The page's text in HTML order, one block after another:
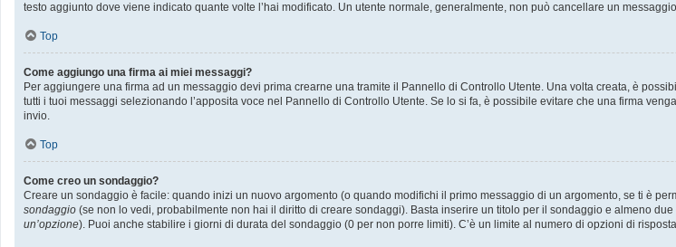
testo aggiunto dove viene indicato quante volte l’hai modificato. Un utente normale, generalmente, non può cancellare un
Top
Come aggiungo una firma ai miei messaggi?
Per aggiungere una firma ad un messaggio devi prima crearne una tramite il Pannello di Controllo Utente. Una volta creata, è
tutti i tuoi messaggi selezionando l’apposita voce nel Pannello di Controllo Utente. Se lo si fa, è possibile evitare che una firma
invio.
Top
Come creo un sondaggio?
Creare un sondaggio è facile: quando inizi un nuovo argomento (o quando modifichi il primo messaggio di un argomento, se ti è
sondaggio (se non lo vedi, probabilmente non hai il diritto di creare sondaggi). Basta inserire un titolo per il sondaggio e almeno
un’opzione). Puoi anche stabilire i giorni di durata del sondaggio (0 per non porre limiti). C’è un limite al numero di opzioni di